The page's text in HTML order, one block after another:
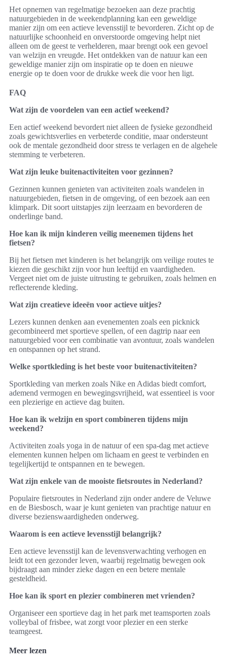
Het opnemen van regelmatige bezoeken aan deze prachtig
natuurgebieden in de weekendplanning kan een geweldige
manier zijn om een actieve levensstijl te bevorderen. Zicht op de
natuurlijke schoonheid en onverstoorde omgeving helpt niet
alleen om de geest te verhelderen, maar brengt ook een gevoel
van welzijn en vreugde. Het ontdekken van de natuur kan een
geweldige manier zijn om inspiratie op te doen en nieuwe
energie op te doen voor de drukke week die voor hen ligt.
FAQ
Wat zijn de voordelen van een actief weekend?
Een actief weekend bevordert niet alleen de fysieke gezondheid
zoals gewichtsverlies en verbeterde conditie, maar ondersteunt
ook de mentale gezondheid door stress te verlagen en de algehele
stemming te verbeteren.
Wat zijn leuke buitenactiviteiten voor gezinnen?
Gezinnen kunnen genieten van activiteiten zoals wandelen in
natuurgebieden, fietsen in de omgeving, of een bezoek aan een
klimpark. Dit soort uitstapjes zijn leerzaam en bevorderen de
onderlinge band.
Hoe kan ik mijn kinderen veilig meenemen tijdens het
fietsen?
Bij het fietsen met kinderen is het belangrijk om veilige routes te
kiezen die geschikt zijn voor hun leeftijd en vaardigheden.
Vergeet niet om de juiste uitrusting te gebruiken, zoals helmen en
reflecterende kleding.
Wat zijn creatieve ideeën voor actieve uitjes?
Lezers kunnen denken aan evenementen zoals een picknick
gecombineerd met sportieve spellen, of een dagtrip naar een
natuurgebied voor een combinatie van avontuur, zoals wandelen
en ontspannen op het strand.
Welke sportkleding is het beste voor buitenactiviteiten?
Sportkleding van merken zoals Nike en Adidas biedt comfort,
ademend vermogen en bewegingsvrijheid, wat essentieel is voor
een plezierige en actieve dag buiten.
Hoe kan ik welzijn en sport combineren tijdens mijn
weekend?
Activiteiten zoals yoga in de natuur of een spa-dag met actieve
elementen kunnen helpen om lichaam en geest te verbinden en
tegelijkertijd te ontspannen en te bewegen.
Wat zijn enkele van de mooiste fietsroutes in Nederland?
Populaire fietsroutes in Nederland zijn onder andere de Veluwe
en de Biesbosch, waar je kunt genieten van prachtige natuur en
diverse bezienswaardigheden onderweg.
Waarom is een actieve levensstijl belangrijk?
Een actieve levensstijl kan de levensverwachting verhogen en
leidt tot een gezonder leven, waarbij regelmatig bewegen ook
bijdraagt aan minder zieke dagen en een betere mentale
gesteldheid.
Hoe kan ik sport en plezier combineren met vrienden?
Organiseer een sportieve dag in het park met teamsporten zoals
volleybal of frisbee, wat zorgt voor plezier en een sterke
teamgeest.
Meer lezen